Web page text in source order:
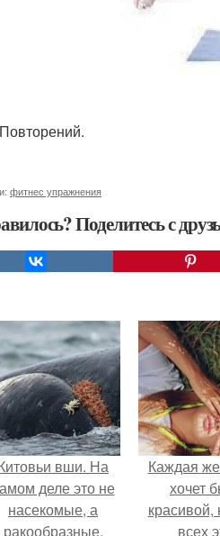
фитнес упражнения
Поделитесь с
вши. На
деле это не
насекомые, а
ракообразные,
Каждая
хочет
красивой,
всех